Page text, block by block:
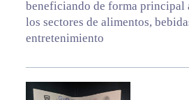
beneficiando de forma principal
los sectores de alimentos,
entretenimiento